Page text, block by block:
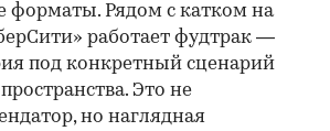
форматы. Рядом с катком на
работает фудтрак —
под конкретный сценарий
Это не
но наглядная